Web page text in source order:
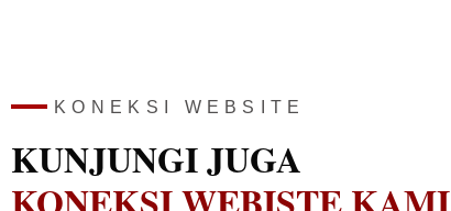
KONEKSI WEBSITE
KUNJUNGI JUGA